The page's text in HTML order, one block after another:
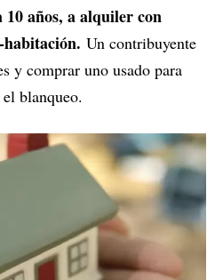
años, a alquiler con
habitación. Un contribuyente
y comprar uno usado para
blanqueo.